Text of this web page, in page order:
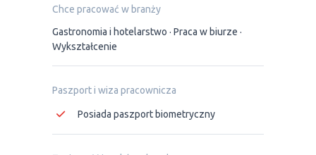
Chce pracować w branży
Gastronomia i hotelarstwo
Praca w biurze
Wykształcenie
Paszport i wiza pracownicza
Posiada paszport biometryczny